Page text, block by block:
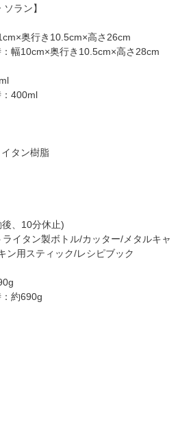
ラン】
奥行き10.5cm×高さ26cm
幅10cm×奥行き10.5cm×高さ28cm
：400ml
タン樹脂
、10分休止)
イタン製ボトル/カッター/メタルキャ
ン用スティック/レシピブック
約690g